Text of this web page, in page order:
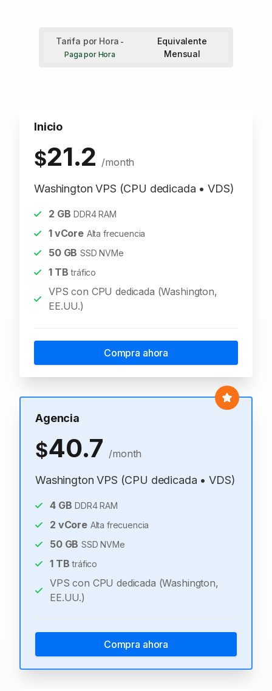
Tarifa por Hora -
Paga por Hora
Equivalente
Mensual
Inicio
$21.2 /month
Washington VPS (CPU dedicada • VDS)
2 GB DDR4 RAM
1vCore Alta frecuencia
50GB SSD NVMe
1TB tráfico
VPS con CPU dedicada (Washington,
EE.UU.)
Compra ahora
Agencia
$40.7 /month
Washington VPS (CPU dedicada • VDS)
4GB DDR4 RAM
2 vCore Alta frecuencia
50GB SSD NVMe
1TB tráfico
VPS con CPU dedicada (Washington,
EE.UU.)
Compra ahora